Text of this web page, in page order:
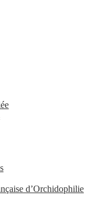
d’Orchidophilie